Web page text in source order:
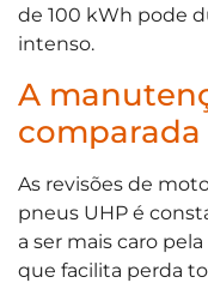
de 100 kWh pode
intenso.
A
comparada
As revisões de
pneus UHP é
a ser mais caro
que facilita perda